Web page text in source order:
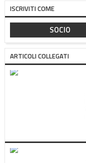
ISCRIVITI COME
SOCIO
ARTICOLI COLLEGATI